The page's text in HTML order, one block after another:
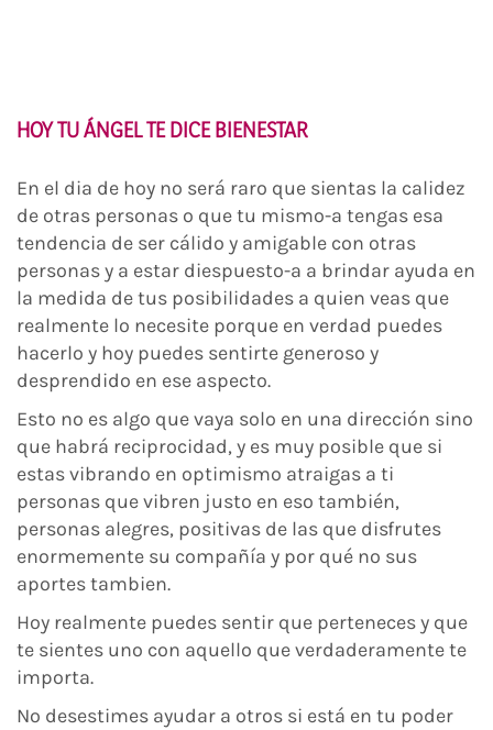
HOY TU ÁNGEL TE DICE BIENESTAR
En el dia de hoy no será raro que sientas la calidez
de otras personas o que tu mismo-a tengas esa
tendencia de ser cálido y amigable con otras
personas y a estar diespuesto-a a brindar ayuda en
la medida de tus posibilidades a quien veas que
realmente lo necesite porque en verdad puedes
hacerlo y hoy puedes sentirte generoso y
desprendido en ese aspecto.
Esto no es algo que vaya solo en una dirección sino
que habrá reciprocidad, y es muy posible que si
estas vibrando en optimismo atraigas a ti
personas que vibren justo en eso también,
personas alegres, positivas de las que disfrutes
enormemente su compañía y por qué no sus
aportes tambien.
Hoy realmente puedes sentir que perteneces y que
te sientes uno con aquello que verdaderamente te
importa.
No desestimes ayudar a otros si está en tu poder